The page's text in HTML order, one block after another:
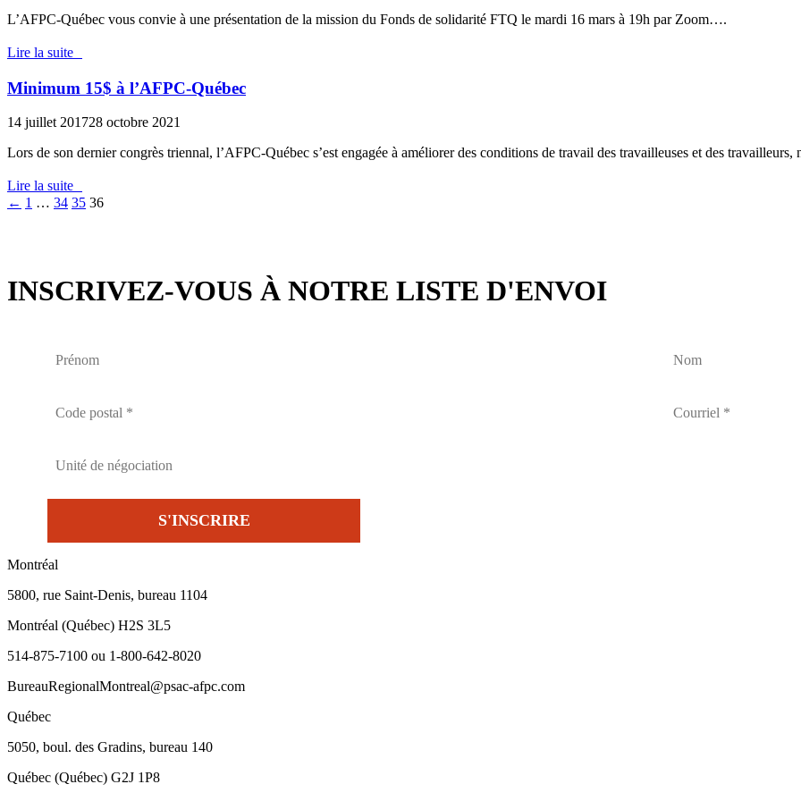
L’AFPC-Québec vous convie à une présentation de la mission du Fonds de solidarité FTQ le mardi 16 mars à 19h par Zoom….
Lire la suite
Minimum 15$ à l’AFPC-Québec
14 juillet 201728 octobre 2021
Lors de son dernier congrès triennal, l’AFPC-Québec s’est engagée à améliorer des conditions de travail des travailleuses et des
Lire la suite
← 1 … 34 35 36
INSCRIVEZ-VOUS À NOTRE LISTE D'ENVOI
Montréal
5800, rue Saint-Denis, bureau 1104
Montréal (Québec) H2S 3L5
514-875-7100 ou 1-800-642-8020
BureauRegionalMontreal@psac-afpc.com
Québec
5050, boul. des Gradins, bureau 140
Québec (Québec) G2J 1P8